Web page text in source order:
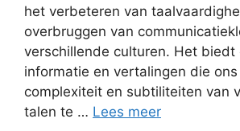
het verbeteren van
overbruggen van
verschillende culturen. Het biedt
informatie en vertalingen die
complexiteit en subtiliteiten van
talen te … Lees meer